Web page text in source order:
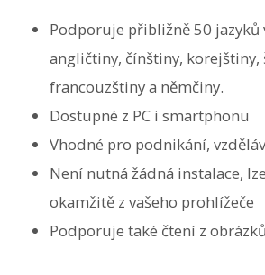
Podporuje přibližně 50 jazyků
angličtiny, čínštiny, korejštiny,
francouzštiny a němčiny.
Dostupné z PC i smartphonu
Vhodné pro podnikání,
Není nutná žádná instalace,
okamžitě z vašeho prohlížeče
Podporuje také čtení z obrázků